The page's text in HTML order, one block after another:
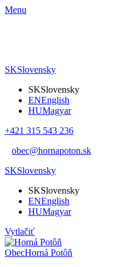
Menu
SKSlovensky
SKSlovensky
ENEnglish
HUMagyar
+421 315 543 236
obec@hornapoton.sk
SKSlovensky
SKSlovensky
ENEnglish
HUMagyar
Vytlačiť
ObecHorná Potôň